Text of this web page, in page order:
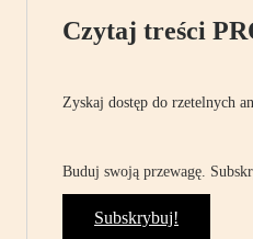
Czytaj treści
Zyskaj dostęp do rzetelnych
Buduj swoją przewagę.
Subskrybuj!